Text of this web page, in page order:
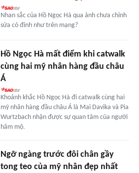
Nhan sắc của Hồ Ngọc Hà qua ảnh chưa chỉnh
sửa có đỉnh như trên mạng?
Hồ Ngọc Hà mất điểm khi catwalk
cùng hai mỹ nhân hàng đầu châu
Á
Khoảnh khắc Hồ Ngọc Hà đi catwalk cùng hai
mỹ nhân hàng đầu châu Á là Mai Davika và Pia
Wurtzbach nhận được sự quan tâm của người
hâm mộ.
Ngỡ ngàng trước đôi chân gầy
tong teo của mỹ nhân đẹp nhất